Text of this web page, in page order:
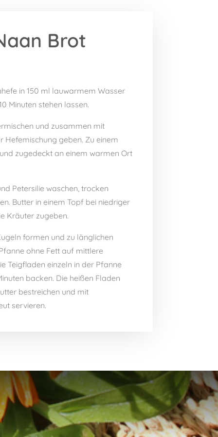
Brot
in 150 ml lauwarmem Wasser
Minuten stehen lassen.
und zusammen mit
Hefemischung geben. Zu einem
zugedeckt an einem warmen Ort
Petersilie waschen, trocken
Butter in einem Topf bei niedriger
Kräuter zugeben.
formen und zu länglichen
ohne Fett auf mittlere
Teigfladen einzeln in der Pfanne
backen. Die heißen Fladen
bestreichen und mit
servieren.